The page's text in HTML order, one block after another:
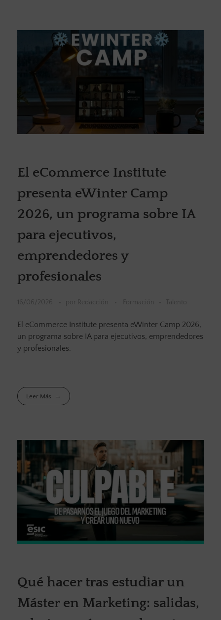
El eCommerce Institute
presenta eWinter Camp
2026, un programa sobre IA
para ejecutivos,
emprendedores y
profesionales
16/06/2026 por Redacción Formación Talento
El eCommerce Institute presenta eWinter Camp 2026,
un programa sobre IA para ejecutivos, emprendedores
y profesionales.
Leer Más
Qué hacer tras estudiar un
Máster en Marketing: salidas,